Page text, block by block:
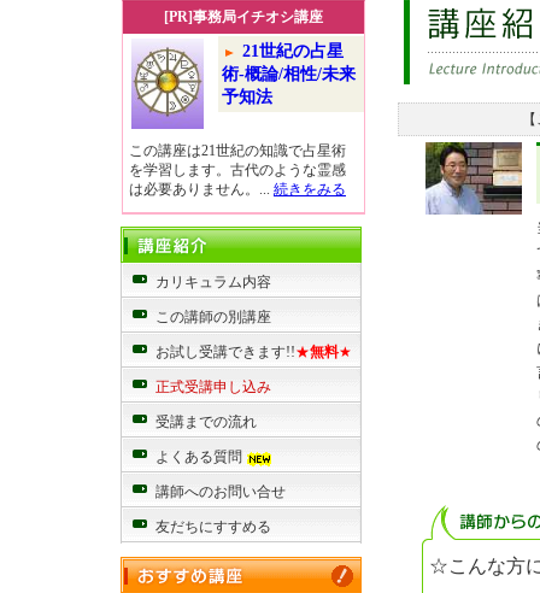
[PR]事務局イチオシ講座
21世紀の占星
術-概論/相性/未来
予知法
この講座は21世紀の知識で占星術
を学習します。古代のような霊感
は必要ありません。... 続きをみる
カリキュラム内容
この講師の別講座
お試し受講できます!!★無料★
正式受講申し込み
受講までの流れ
よくある質問
講師へのお問い合せ
友だちにすすめる
☆こんな方